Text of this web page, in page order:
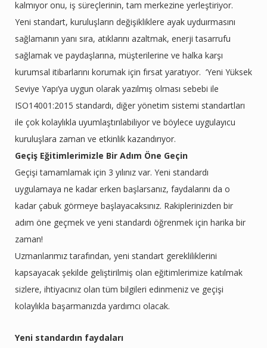
kalmıyor onu, iş süreçlerinin, tam merkezine yerleştiriyor.
Yeni standart, kuruluşların değişikliklere ayak uyduırmasını
sağlamanın yanı sıra, atıklarını azaltmak, enerji tasarrufu
sağlamak ve paydaşlarına, müşterilerine ve halka karşı
kurumsal itibarlarını korumak için fırsat yaratıyor. ‘Yeni Yüksek
Seviye Yapı’ya uygun olarak yazılmış olması sebebi ile
ISO14001:2015 standardı, diğer yönetim sistemi standartları
ile çok kolaylıkla uyumlaştırılabiliyor ve böylece uygulayıcu
kuruluşlara zaman ve etkinlik kazandırıyor.
Geçiş Eğitimlerimizle Bir Adım Öne Geçin
Geçişi tamamlamak için 3 yılınız var. Yeni standardı
uygulamaya ne kadar erken başlarsanız, faydalarını da o
kadar çabuk görmeye başlayacaksınız. Rakiplerinizden bir
adım öne geçmek ve yeni standardı öğrenmek için harika bir
zaman!
Uzmanlarımız tarafından, yeni standart gerekliliklerini
kapsayacak şekilde geliştirilmiş olan eğitimlerimize katılmak
sizlere, ihtiyacınız olan tüm bilgileri edinmeniz ve geçişi
kolaylıkla başarmanızda yardımcı olacak.
Yeni standardın faydaları